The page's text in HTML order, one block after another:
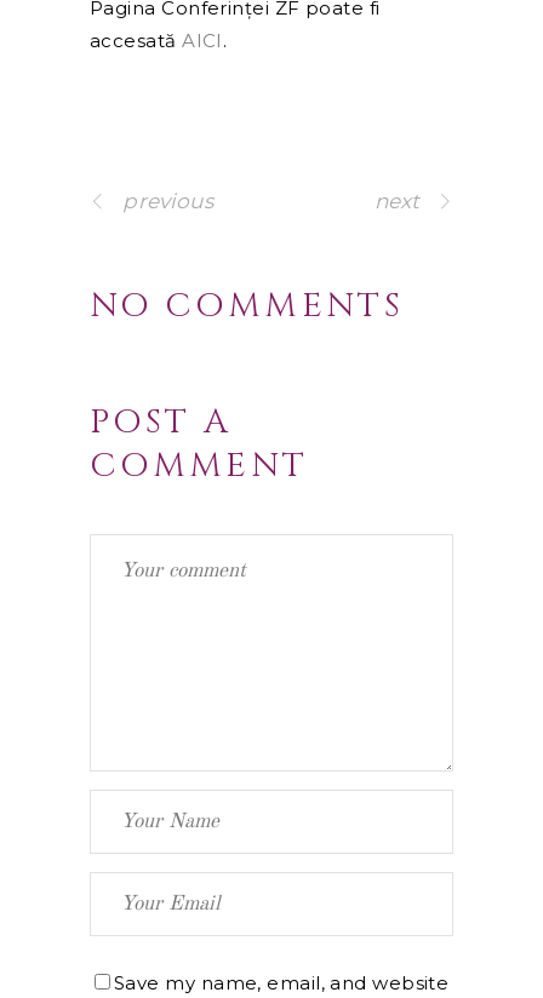
Pagina Conferinței ZF poate fi
accesatăAICI .
previous next
NO COMMENTS
POST A
COMMENT
Save my name, email, and website